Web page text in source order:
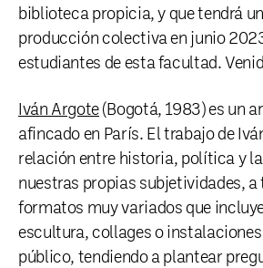
biblioteca propicia, y que tendrá
producción colectiva en junio
estudiantes de esta facultad.
Iván Argote (Bogotá, 1983) es un
afincado en París. El trabajo de
relación entre historia, política y
nuestras propias subjetividades, a
formatos muy variados que
escultura, collages o instalaciones
público, tendiendo a plantear